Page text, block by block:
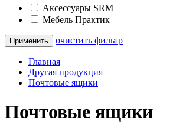
Аксессуары SRM
Мебель Практик
очистить фильтр
Главная
Другая продукция
Почтовые ящики
Почтовые ящики